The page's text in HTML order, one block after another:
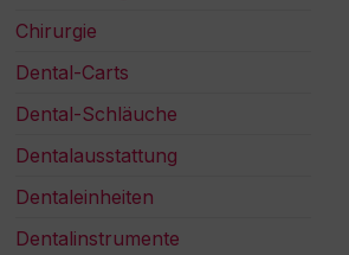
Chirurgie
Dental-Carts
Dental-Schläuche
Dentalausstattung
Dentaleinheiten
Dentalinstrumente